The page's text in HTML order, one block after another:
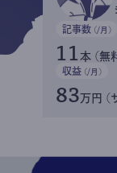
記事数 (/月)
11 本 (無
収益 (/月)
83万円 (